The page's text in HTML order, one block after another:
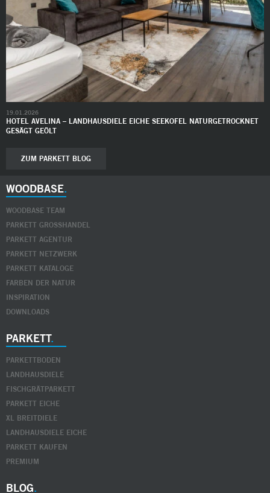
HOTEL AVELINA – LANDHAUSDIELE EICHE SEEKOFEL NATURGETROCKNET
GESÄGT GEÖLT
19.01.2026
ZUM PARKETT BLOG
WOODBASE
WOODBASE TEAM
PARKETT GROSSHANDEL
PARKETT AGENTUR
PARKETT NETZWERK
PARKETT KATALOGE
FARBEN DER NATUR
INSPIRATION
DOWNLOADS
PARKETT
PARKETTBODEN
LANDHAUSDIELE
FISCHGRÄTPARKETT
PARKETT EICHE
XL BREITDIELE
LANDHAUSDIELE EICHE
PARKETT KAUFEN
PREMIUM
BLOG